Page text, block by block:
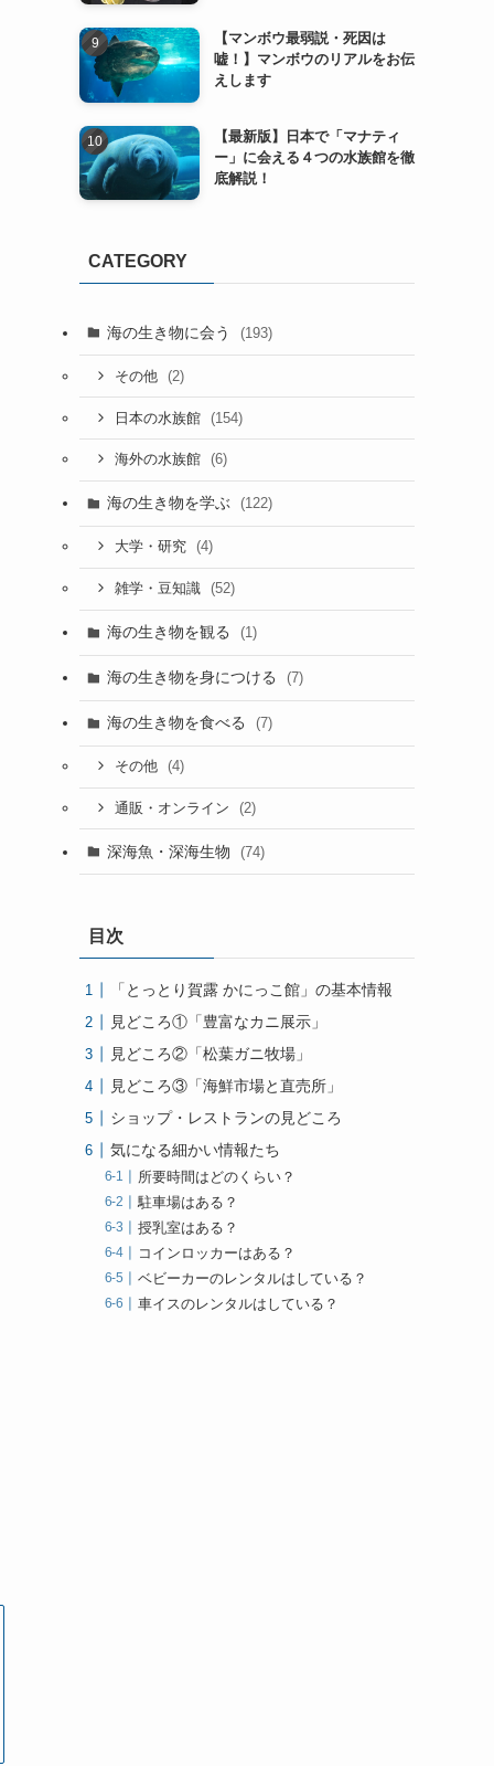
【マンボウ最弱説・死因は
嘘！】マンボウのリアルをお伝
えします
【最新版】日本で「マナティ
ー」に会える４つの水族館を徹
底解説！
CATEGORY
海の生き物に会う (193)
その他 (2)
日本の水族館 (154)
海外の水族館 (6)
海の生き物を学ぶ (122)
大学・研究 (4)
雑学・豆知識 (52)
海の生き物を観る (1)
海の生き物を身につける (7)
海の生き物を食べる (7)
その他 (4)
通販・オンライン (2)
深海魚・深海生物 (74)
目次
「とっとり賀露 かにっこ館」の基本情報
見どころ①「豊富なカニ展示」
見どころ②「松葉ガニ牧場」
見どころ③「海鮮市場と直売所」
ショップ・レストランの見どころ
気になる細かい情報たち
所要時間はどのくらい？
駐車場はある？
授乳室はある？
コインロッカーはある？
ベビーカーのレンタルはしている？
車イスのレンタルはしている？